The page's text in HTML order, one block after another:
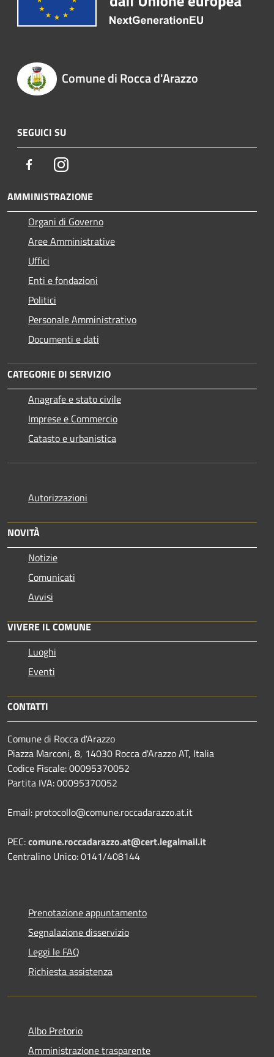
Comune di Rocca d'Arazzo
SEGUICI SU
FacebookInstagram
AMMINISTRAZIONE
Organi di Governo
Aree Amministrative
Uffici
Enti e fondazioni
Politici
Personale Amministrativo
Documenti e dati
CATEGORIE DI SERVIZIO
Anagrafe e stato civile
Imprese e Commercio
Catasto e urbanistica
Autorizzazioni
NOVITÀ
Notizie
Comunicati
Avvisi
VIVERE IL COMUNE
Luoghi
Eventi
CONTATTI
Comune di Rocca d'Arazzo
Piazza Marconi, 8, 14030 Rocca d'Arazzo AT, Italia
Codice Fiscale: 00095370052
Partita IVA: 00095370052
Email: protocollo@comune.roccadarazzo.at.it
PEC:comune.roccadarazzo.at@cert.legalmail.it
Centralino Unico: 0141/408144
Prenotazione appuntamento
Segnalazione disservizio
Leggi le FAQ
Richiesta assistenza
Albo Pretorio
Amministrazione trasparente